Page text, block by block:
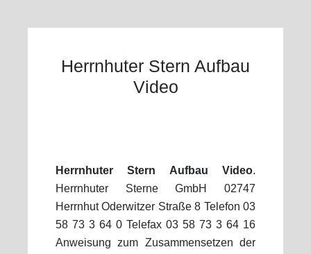
Herrnhuter Stern Aufbau
Video
Herrnhuter Stern Aufbau Video.
Herrnhuter Sterne GmbH 02747
Herrnhut Oderwitzer Straße 8 Telefon 03
58 73 3 64 0 Telefax 03 58 73 3 64 16
Anweisung zum Zusammensetzen der